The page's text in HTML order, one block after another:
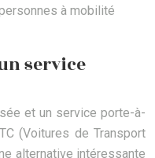
à mobilité
service
et un service porte-à-
(Voitures de Transport
alternative intéressante